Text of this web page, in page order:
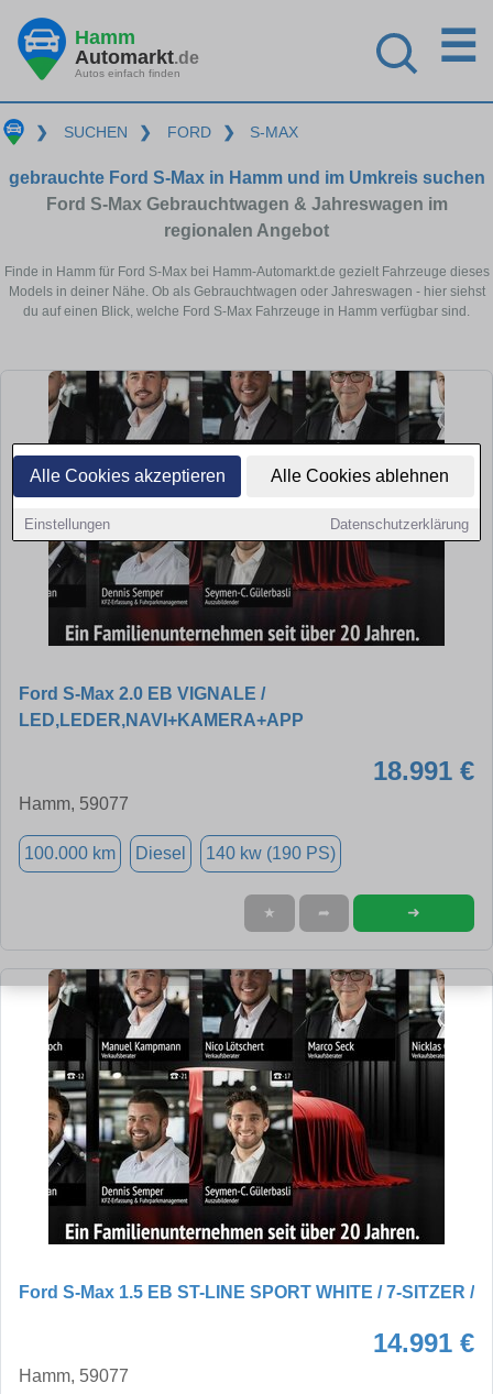
Alle Cookies akzeptieren Alle Cookies ablehnen
Einstellungen Datenschutzerklärung
Hamm
Automarkt.de
Autos einfach finden
☰
❯ SUCHEN ❯ FORD ❯ S-MAX
gebrauchte Ford S-Max in Hamm und im Umkreis suchen
Ford S-Max Gebrauchtwagen & Jahreswagen im
regionalen Angebot
Finde in Hamm für Ford S-Max bei Hamm-Automarkt.de gezielt Fahrzeuge dieses
Models in deiner Nähe. Ob als Gebrauchtwagen oder Jahreswagen - hier siehst
du auf einen Blick, welche Ford S-Max Fahrzeuge in Hamm verfügbar sind.
Ford S-Max 2.0 EB VIGNALE /
LED,LEDER,NAVI+KAMERA+APP
18.991 €
Hamm, 59077
100.000 km Diesel 140 kw (190 PS)
★ ➦ ➜
Ford S-Max 1.5 EB ST-LINE SPORT WHITE / 7-SITZER /
14.991 €
Hamm, 59077